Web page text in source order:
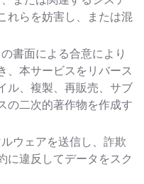
れらを妨害し、または混
書面による合意により
、本サービスをリバース
ル、複製、再販売、サブ
の二次的著作物を作成す
ウェアを送信し、詐欺
に違反してデータをスク